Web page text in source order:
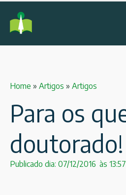
Home » Artigos » Artigos
Para os
doutorado!
Publicado dia: 07/12/2016 às 13:57